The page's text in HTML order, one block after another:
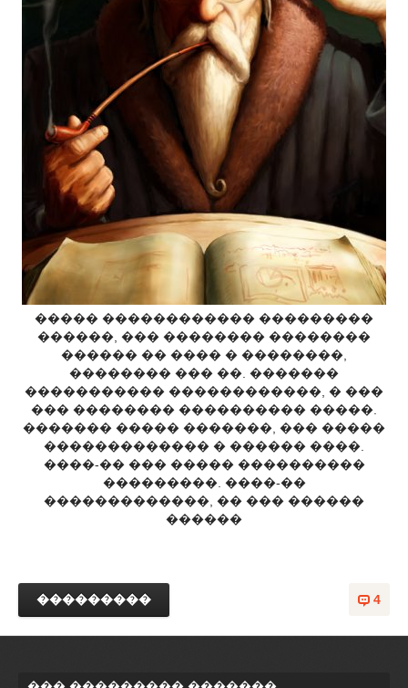
����� ������������ ���������
������, ��� �������� ��������
������ �� ���� � ��������,
�������� ��� ��. �������
����������� ������������, � ���
��� �������� ���������� �����.
������� ����� �������, ��� �����
������������� � ������ ����.
����-�� ��� ����� ����������
���������. ����-��
�������������, �� ��� ������
������
4
���������